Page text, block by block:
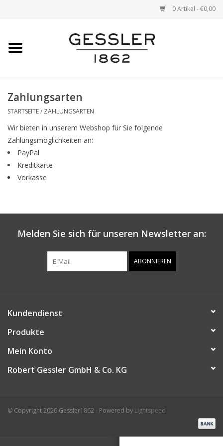
0 Artikel - €0,00
Startseite
Zahlungsarten
STARTSEITE/ ZAHLUNGSARTEN
Wir bieten in unserem Webshop für Sie folgende
Zahlungsmöglichkeiten an:
PayPal
Kreditkarte
Vorkasse
Melden Sie sich für unseren Newsletter an:
ABONNIEREN
Kundendienst
Produkte
Mein Konto
Robert Gessler GmbH & Co. KG
© Copyright 2026 Gessler1862 - Powered by Lightspeed